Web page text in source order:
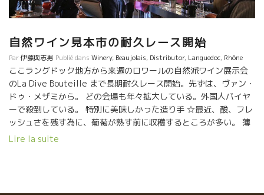
自然ワイン見本市の耐久レース開始
Par伊藤與志男 Publié dans Winery, Beaujolais, Distributor, Languedoc, Rhône
ここラングドック地方から来週のロワールの自然派ワイン展示会
のLa Dive Bouteille まで長期耐久レース開始。先ずは、ヴァン・
ドゥ・メザミから。 どの会場も年々拡大している。外国人バイヤ
ーで殺到している。 特別に美味しかった造り手 ☆最近、酸、フレ
ッシュさを残す為に、葡萄が熟す前に収穫するところが多い。 薄
め、軽めのワインが多い。 でも、完熟させた葡萄を仕込んだワイ
Lire la suite